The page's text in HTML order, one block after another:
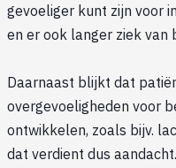
gevoeliger kunt zijn voor
en er ook langer ziek van
Daarnaast blijkt dat
overgevoeligheden voor
ontwikkelen, zoals bijv.
dat verdient dus